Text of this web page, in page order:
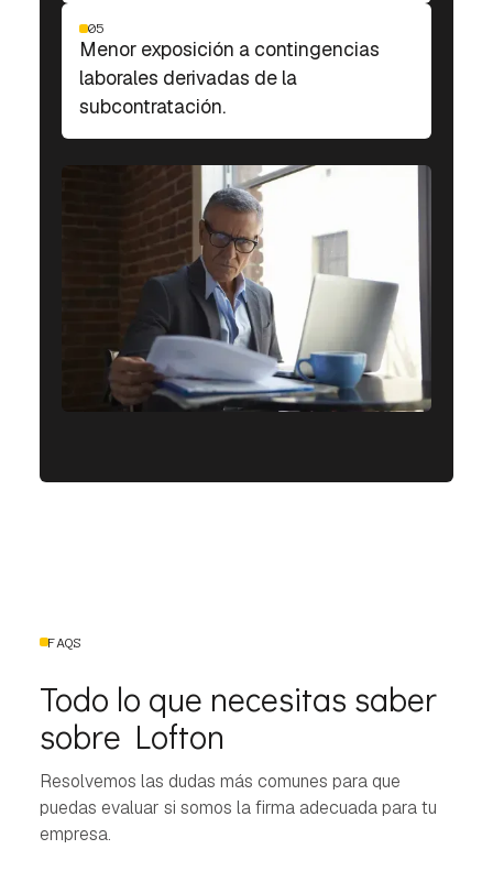
05
Menor exposición a contingencias
laborales derivadas de la
subcontratación.
FAQS
Todo lo que necesitas saber
sobre Lofton
Resolvemos las dudas más comunes para que
puedas evaluar si somos la firma adecuada para tu
empresa.